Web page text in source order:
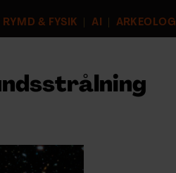
RYMD & FYSIK AI ARKEOLOGI